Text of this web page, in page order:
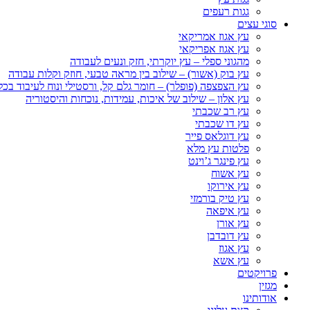
גגות רעפים
סוגי עצים
עץ אגוז אמריקאי
עץ אגוז אפריקאי
מהגוני ספלי – עץ יוקרתי, חזק ונעים לעבודה
עץ בוק (אשור) – שילוב בין מראה טבעי, חוזק וקלות עבודה
עץ הצפצפה (פופלר) – חומר גלם קל, ורסטילי ונוח לעיבוד
עץ אלון – שילוב של איכות, עמידות, נוכחות והיסטוריה
עץ רב שכבתי
עץ דו שכבתי
עץ דוגלאס פייר
פלטות עץ מלא
עץ פינגר ג’וינט
עץ אשוח
עץ אירוקו
עץ טיק בורמזי
עץ איפאה
עץ אורן
עץ דובדבן
עץ אגוז
עץ אשא
פרויקטים
מגזין
אודותינו